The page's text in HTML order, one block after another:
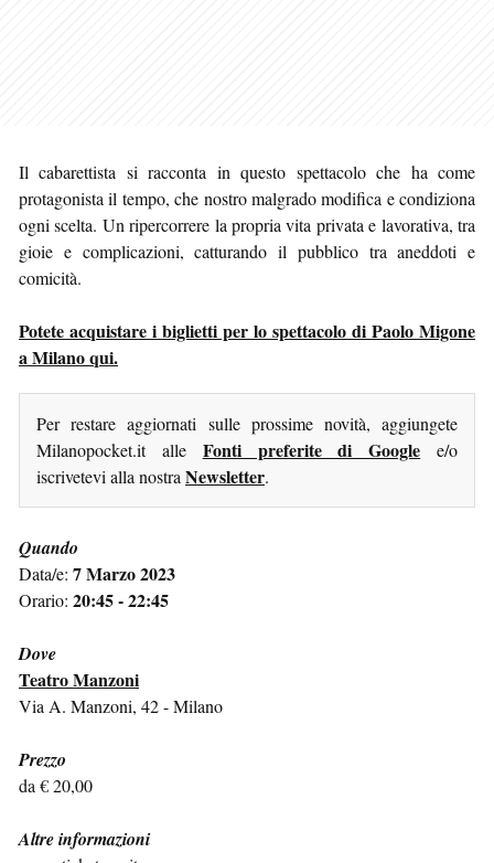
Il cabarettista si racconta in questo spettacolo che ha come
protagonista il tempo, che nostro malgrado modifica e condiziona
ogni scelta. Un ripercorrere la propria vita privata e lavorativa, tra
gioie e complicazioni, catturando il pubblico tra aneddoti e
comicità.
Potete acquistare i biglietti per lo spettacolo di Paolo Migone
a Milano qui.
Per restare aggiornati sulle prossime novità, aggiungete
Milanopocket.it alle Fonti preferite di Google e/o
iscrivetevi alla nostra Newsletter.
Quando
Data/e: 7 Marzo 2023
Orario: 20:45 - 22:45
Dove
Teatro Manzoni
Via A. Manzoni, 42 - Milano
Prezzo
da € 20,00
Altre informazioni